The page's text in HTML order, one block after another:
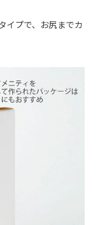
イプで、お尻までカ